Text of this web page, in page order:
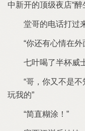
中新开
顶级夜店 醉
堂哥 电话打过
还 心情 外
喝 半杯威
哥 又
玩
简直糊涂！